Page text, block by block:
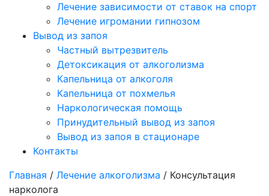
Лечение зависимости от ставок на спорт
Лечение игромании гипнозом
Вывод из запоя
Частный вытрезвитель
Детоксикация от алкоголизма
Капельница от алкоголя
Капельница от похмелья
Наркологическая помощь
Принудительный вывод из запоя
Вывод из запоя в стационаре
Контакты
Главная / Лечение алкоголизма / Консультация
нарколога